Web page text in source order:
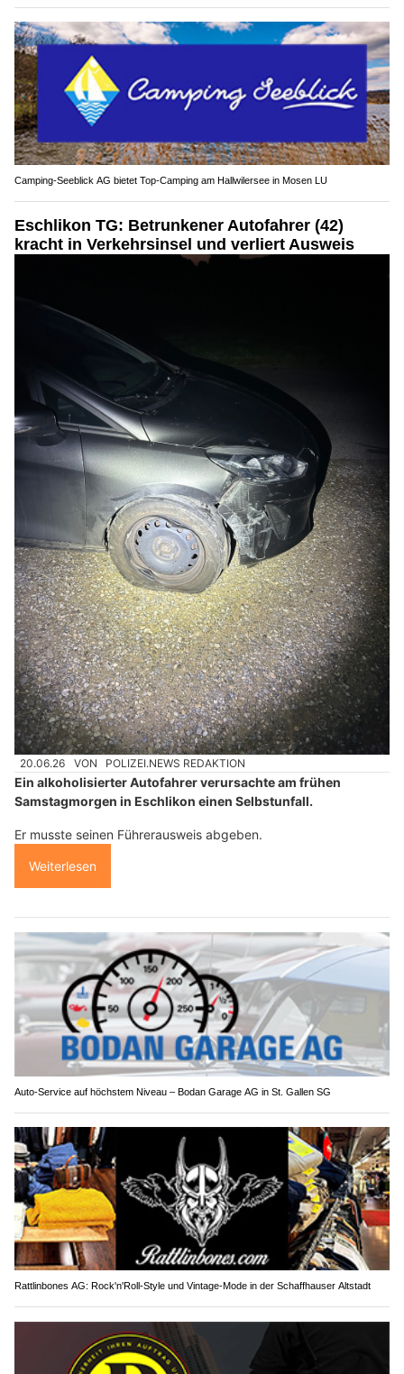
Camping-Seeblick AG bietet Top-Camping am Hallwilersee in Mosen LU
Eschlikon TG: Betrunkener Autofahrer (42)
kracht in Verkehrsinsel und verliert Ausweis
20.06.26 VON POLIZEI.NEWS REDAKTION
Ein alkoholisierter Autofahrer verursachte am frühen
Samstagmorgen in Eschlikon einen Selbstunfall.
Er musste seinen Führerausweis abgeben.
Weiterlesen
Auto-Service auf höchstem Niveau – Bodan Garage AG in St. Gallen SG
Rattlinbones AG: Rock'n'Roll-Style und Vintage-Mode in der Schaffhauser Altstadt